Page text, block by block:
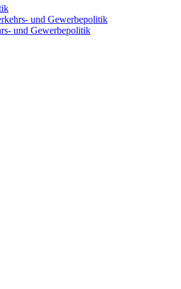
und Gewerbepolitik
und Gewerbepolitik